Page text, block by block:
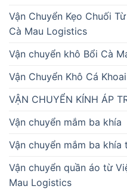
Vận Chuyển Kẹo Chuối
Cà Mau Logistics
Vận chuyển khô Bổi Cà
Vận Chuyển Khô Cá
VẬN CHUYỂN KÍNH ÁP
Vận chuyển mắm ba khía
Vận chuyển mắm ba khía
Vận chuyển quần áo từ
Mau Logistics